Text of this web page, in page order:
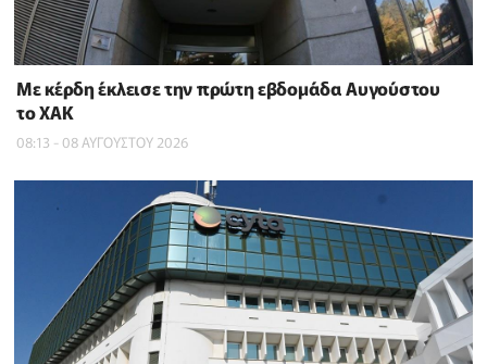
Με κέρδη έκλεισε την πρώτη εβδομάδα Αυγούστου
το ΧΑΚ
08:13 - 08 ΑΥΓΟΥΣΤΟΥ 2026